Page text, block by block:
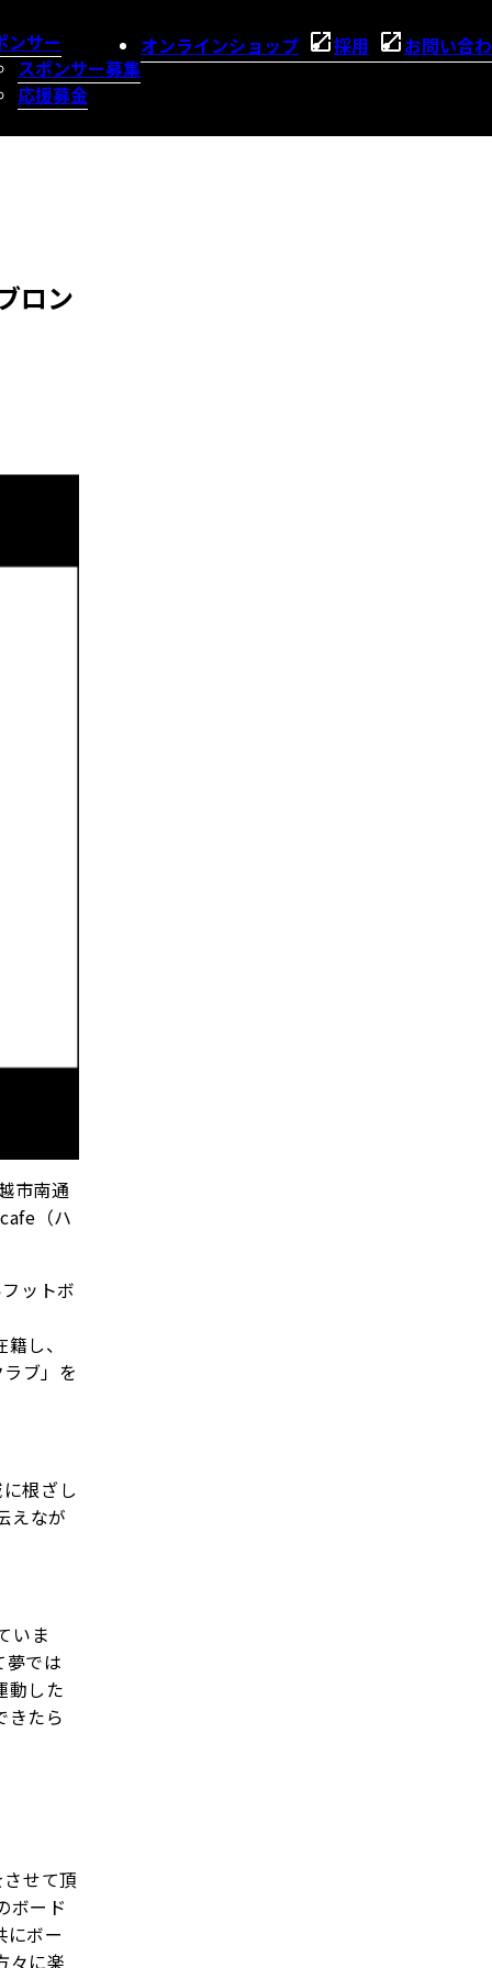
ンサー
スポンサー募集
応援募金
オンラインショップ 採用 お問い合
ロン
市南通
（ハ
ットボ
し、
ブ」を
根ざし
えなが
いま
夢では
動した
きたら
せて頂
ボード
にボー
々に楽